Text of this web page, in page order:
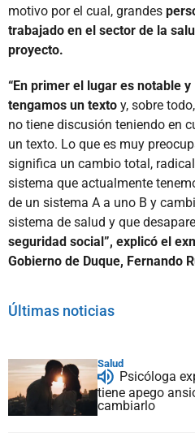
motivo por el cual, grandes
trabajado en el sector de la
proyecto.
“En primer el lugar es notable
tengamos un texto y, sobre
no tiene discusión teniendo en
un texto. Lo que es muy
significa un cambio total,
sistema que actualmente
de un sistema A a uno B y
sistema de salud y que
seguridad social”, explicó el
Gobierno de Duque, Fernando
Últimas noticias
Salud
Psicóloga
tiene apego
cambiarlo